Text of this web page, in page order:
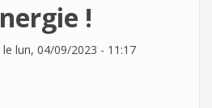
!
le lun, 04/09/2023 - 11:17